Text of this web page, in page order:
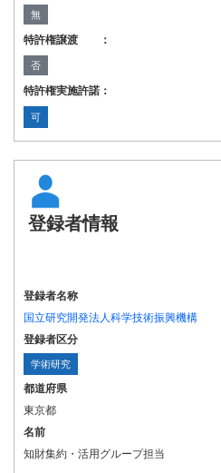
無
特許権譲渡 ：
否
特許権実施許諾：
可
登録者情報
登録者名称
国立研究開発法人科学技術振興機構
登録者区分
学術研究
都道府県
東京都
名前
知財集約・活用グループ担当